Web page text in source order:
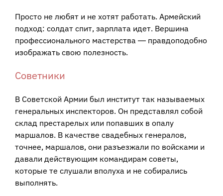
Просто не любят и не хотят работать. Армейский
подход: солдат спит, зарплата идет. Вершина
профессионального мастерства ― правдоподобно
изображать свою полезность.
Советники
В Советской Армии был институт так называемых
генеральных инспекторов. Он представлял собой
склад престарелых или попавших в опалу
маршалов. В качестве свадебных генералов,
точнее, маршалов, они разъезжали по войсками и
давали действующим командирам советы,
которые те слушали вполуха и не собирались
выполнять.